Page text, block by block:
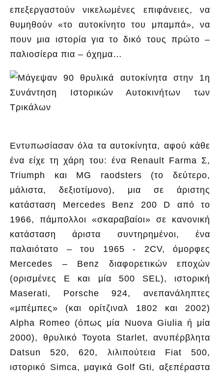
επεξεργαστούν νικελωμένες επιφάνειες, να
θυμηθούν «το αυτοκίνητο του μπαμπά», να
πουν μια ιστορία για το δικό τους πρώτο –
παλιοσίερα πια – όχημα…
Εντυπωσίασαν όλα τα αυτοκίνητα, αφού κάθε
ένα είχε τη χάρη του: ένα Renault Farma Σ,
Triumph και MG raodsters (το δεύτερο,
μάλιστα, δεξιοτίμονο), μια σε άριστης
κατάσταση Mercedes Benz 200 D από το
1966, πάμπολλοι «σκαραβαίοι» σε κανονική
κατάσταση άριστα συντηρημένοι, ένα
παλαιότατο – του 1965 - 2CV, όμορφες
Mercedes – Benz διαφορετικών εποχών
(ορισμένες Ε και μία 500 SEL), ιστορική
Maserati, Porsche 924, ανεπανάληπτες
«μπέμπες» (και ορίτζιναλ 1802 και 2002)
Alpha Romeo (όπως μία Nuova Giulia ή μία
2000), θρυλικό Toyota Starlet, ανυπέρβλητα
Datsun 520, 620, λιλιπούτεια Fiat 500,
ιστορικό Simca, μαγικά Golf Gti, αξεπέραστα